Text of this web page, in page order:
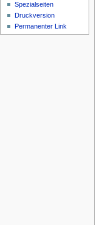
Spezialseiten
Druckversion
Permanenter Link